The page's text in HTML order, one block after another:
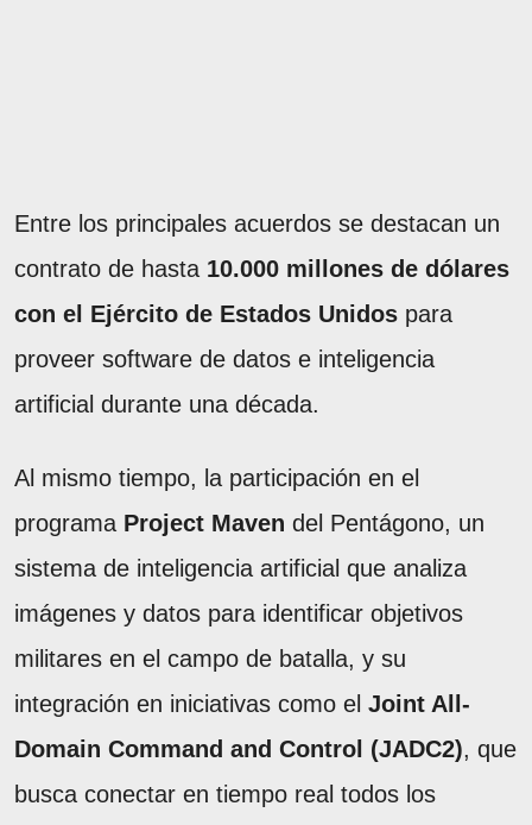
Entre los principales acuerdos se destacan un
contrato de hasta 10.000 millones de dólares
con el Ejército de Estados Unidos para
proveer software de datos e inteligencia
artificial durante una década.
Al mismo tiempo, la participación en el
programa Project Maven del Pentágono, un
sistema de inteligencia artificial que analiza
imágenes y datos para identificar objetivos
militares en el campo de batalla, y su
integración en iniciativas como el Joint All-
Domain Command and Control (JADC2), que
busca conectar en tiempo real todos los